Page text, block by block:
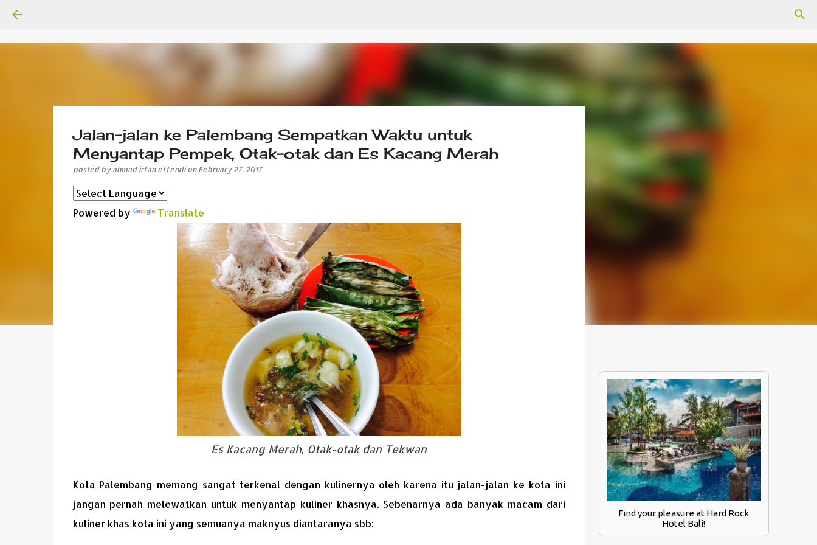
Jalan-jalan ke Palembang Sempatkan Waktu untuk
Menyantap Pempek, Otak-otak dan Es Kacang Merah
posted by ahmad irfan effendi on February 27, 2017
Powered by Translate
Es Kacang Merah, Otak-otak dan Tekwan
Kota Palembang memang sangat terkenal dengan kulinernya oleh karena itu jalan-jalan ke kota ini
jangan pernah melewatkan untuk menyantap kuliner khasnya. Sebenarnya ada banyak macam dari
kuliner khas kota ini yang semuanya maknyus diantaranya sbb:
Find your pleasure at Hard Rock
Hotel Bali!